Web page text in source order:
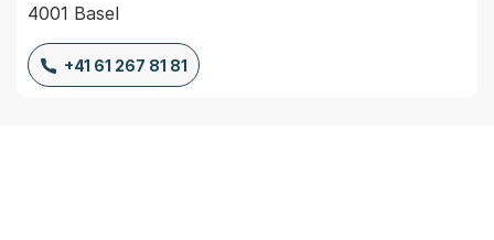
4001 Basel
+41 61 267 81 81